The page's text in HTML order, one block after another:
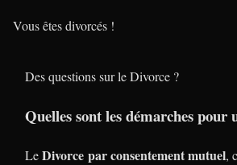
Vous êtes divorcés !
Des questions sur le Divorce ?
Quelles sont les démarches pour
LeDivorce par consentement mutuel,